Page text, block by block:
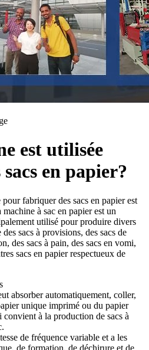
est utilisée
en papier?
fabriquer des sacs en papier est
à sac en papier est un
utilisé pour produire divers
sacs à provisions, des sacs de
des sacs à pain, des sacs en vomi,
sacs en papier respectueux de
absorber automatiquement, coller,
unique imprimé ou du papier
à la production de sacs à
de fréquence variable et a les
de formation, de déchirure et de